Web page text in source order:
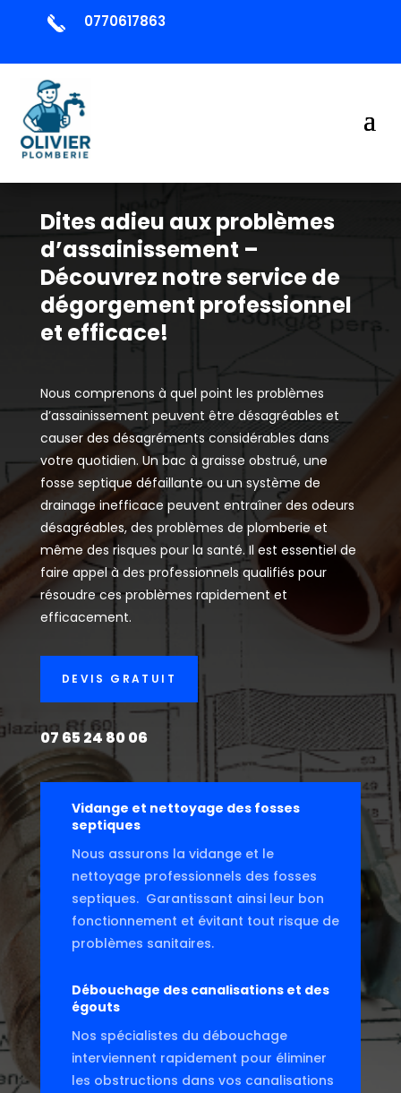
0770617863
Dites adieu aux problèmes
d’assainissement –
Découvrez notre service de
dégorgement professionnel
et efficace!
Nous comprenons à quel point les problèmes
d’assainissement peuvent être désagréables et
causer des désagréments considérables dans
votre quotidien. Un bac à graisse obstrué, une
fosse septique défaillante ou un système de
drainage inefficace peuvent entraîner des odeurs
désagréables, des problèmes de plomberie et
même des risques pour la santé. Il est essentiel de
faire appel à des professionnels qualifiés pour
résoudre ces problèmes rapidement et
efficacement.
DEVIS GRATUIT
07 65 24 80 06
Vidange et nettoyage des fosses
septiques
Nous assurons la vidange et le
nettoyage professionnels des fosses
septiques. Garantissant ainsi leur bon
fonctionnement et évitant tout risque de
problèmes sanitaires.
Débouchage des canalisations et des
égouts
Nos spécialistes du débouchage
interviennent rapidement pour éliminer
les obstructions dans vos canalisations